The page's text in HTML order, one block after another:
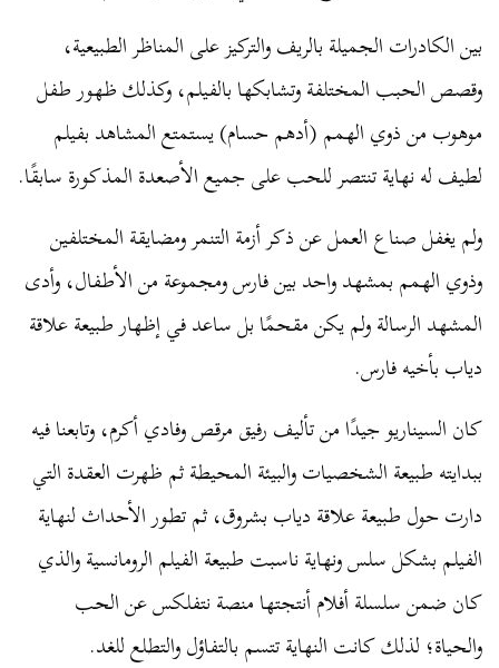
بين الكادرات الجميلة بالريف والتركيز على المناظر الطبيعية،
وقصص الحبب المختلفة وتشابكها بالفيلم، وكذلك ظهور طفل
موهوب من ذوي الهمم (أدهم حسام) يستمتع المشاهد بفيلم
لطيف له نهاية تنتصر للحب على جميع الأصعدة المذكورة سابقًا.
ولم يغفل صناع العمل عن ذكر أزمة التنمر ومضايقة المختلفين
وذوي الهمم بمشهد واحد بين فارس ومجموعة من الأطفال، وأدى
المشهد الرسالة ولم يكن مقحمًا بل ساعد في إظهار طبيعة علاقة
دياب بأخيه فارس.
كان السيناريو جيدًا من تأليف رفيق مرقص وفادي أكرم، وتابعنا فيه
ببدايته طبيعة الشخصيات والبيئة المحيطة ثم ظهرت العقدة التي
دارت حول طبيعة علاقة دياب بشروق، ثم تطور الأحداث لنهاية
الفيلم بشكل سلس ونهاية ناسبت طبيعة الفيلم الرومانسية والذي
كان ضمن سلسلة أفلام أنتجتها منصة نتفلكس عن الحب
والحياة؛ لذلك كانت النهاية تتسم بالتفاؤل والتطلع للغد.